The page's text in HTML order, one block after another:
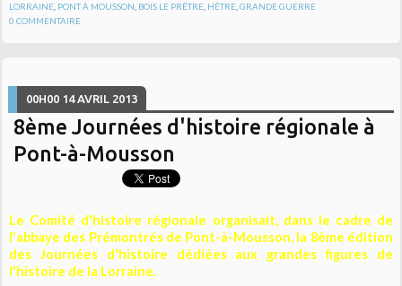
LORRAINE, PONT À MOUSSON, BOIS LE PRÊTRE, HÊTRE,GRANDE GUERRE
0 COMMENTAIRE
00H00 14 AVRIL 2013
8ème Journées d'histoire régionale à
Pont-à-Mousson
Le Comité d'histoire régionale organisait, dans le cadre de
l'abbaye des Prémontrés de Pont-à-Mousson, la 8ème édition
des Journées d'histoire dédiées aux grandes figures de
l'histoire de la Lorraine.